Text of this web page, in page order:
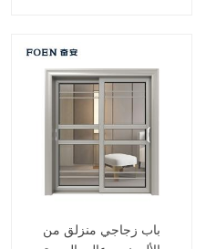
باب زجاجي منزلق من